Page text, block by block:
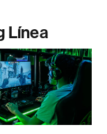
Línea